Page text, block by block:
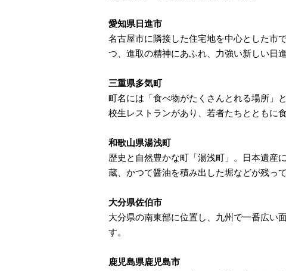
愛知県日進市
名古屋市に隣接した住宅地を中心とした市
つ、進取の精神にあふれ、力強い新しい日
三重県多気町
町名には「食べ物がたくさんとれる場所」
校生レストランがあり、若者たちとともに
和歌山県湯浅町
歴史と自然豊かな町「湯浅町」。日本遺産
蔵、かつて醤油を積み出した堀などが残って
大分県佐伯市
大分県の南東部に位置し、九州で一番広い
す。
鹿児島県鹿児島市